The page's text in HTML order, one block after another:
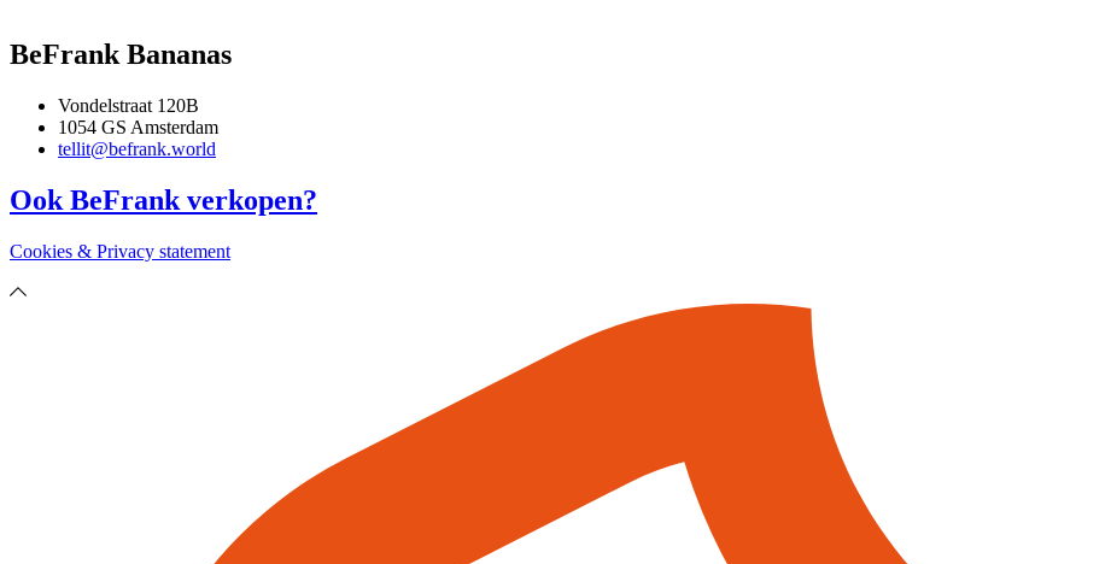
BeFrank Bananas
Vondelstraat 120B
1054 GS Amsterdam
tellit@befrank.world
Ook BeFrank verkopen?
Cookies & Privacy statement